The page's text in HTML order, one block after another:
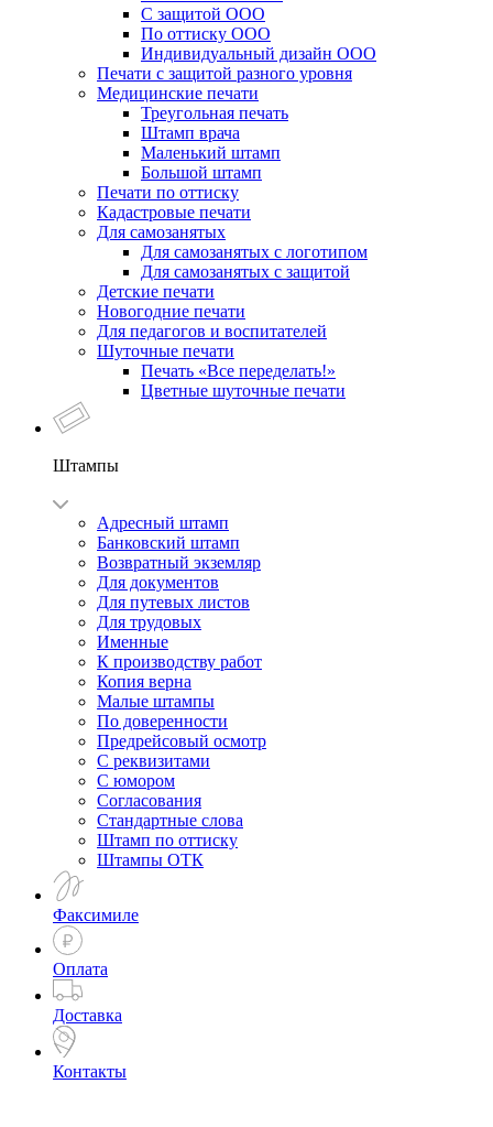
С защитой ООО
По оттиску ООО
Индивидуальный дизайн ООО
Печати с защитой разного уровня
Медицинские печати
Треугольная печать
Штамп врача
Маленький штамп
Большой штамп
Печати по оттиску
Кадастровые печати
Для самозанятых
Для самозанятых с логотипом
Для самозанятых с защитой
Детские печати
Новогодние печати
Для педагогов и воспитателей
Шуточные печати
Печать «Все переделать!»
Цветные шуточные печати
Штампы
Адресный штамп
Банковский штамп
Возвратный экземляр
Для документов
Для путевых листов
Для трудовых
Именные
К производству работ
Копия верна
Малые штампы
По доверенности
Предрейсовый осмотр
С реквизитами
С юмором
Согласования
Стандартные слова
Штамп по оттиску
Штампы ОТК
Факсимиле
Оплата
Доставка
Контакты